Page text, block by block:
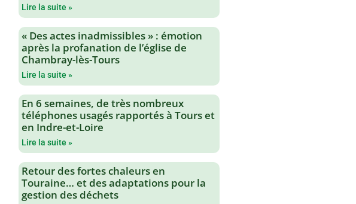
Lire la suite »
« Des actes inadmissibles » : émotion
après la profanation de l’église de
Chambray-lès-Tours
Lire la suite »
En 6 semaines, de très nombreux
téléphones usagés rapportés à Tours et
en Indre-et-Loire
Lire la suite »
Retour des fortes chaleurs en
Touraine… et des adaptations pour la
gestion des déchets